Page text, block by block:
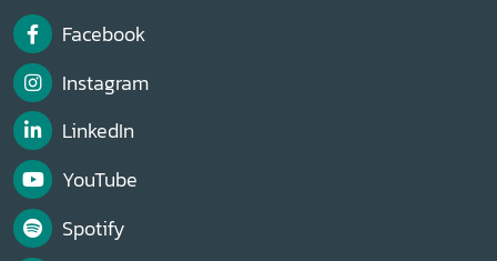
Facebook
Instagram
LinkedIn
YouTube
Spotify